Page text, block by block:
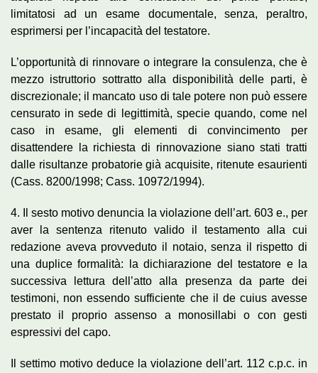
limitatosi ad un esame documentale, senza, peraltro,
esprimersi per l’incapacità del testatore.
L’opportunità di rinnovare o integrare la consulenza, che è
mezzo istruttorio sottratto alla disponibilità delle parti, è
discrezionale; il mancato uso di tale potere non può essere
censurato in sede di legittimità, specie quando, come nel
caso in esame, gli elementi di convincimento per
disattendere la richiesta di rinnovazione siano stati tratti
dalle risultanze probatorie già acquisite, ritenute esaurienti
(Cass. 8200/1998; Cass. 10972/1994).
4. Il sesto motivo denuncia la violazione dell’art. 603 e., per
aver la sentenza ritenuto valido il testamento alla cui
redazione aveva provveduto il notaio, senza il rispetto di
una duplice formalità: la dichiarazione del testatore e la
successiva lettura dell’atto alla presenza da parte dei
testimoni, non essendo sufficiente che il de cuius avesse
prestato il proprio assenso a monosillabi o con gesti
espressivi del capo.
Il settimo motivo deduce la violazione dell’art. 112 c.p.c. in